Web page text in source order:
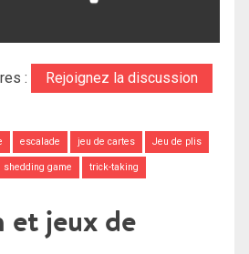
: Rejoignez la discussion
escalade jeu de cartes Jeu de plis
shedding game trick-taking
et jeux de